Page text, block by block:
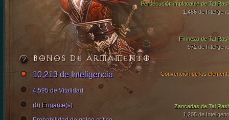
Persecución implacable de Tal
1,486 de
Firmeza de Tal
972 de
Zancadas de Tal
1,205 de
Convención de los
BONOS DE ARMAMENTO
10,213 de Inteligencia
4,595 de Vitalidad
(0) Engarce(s)